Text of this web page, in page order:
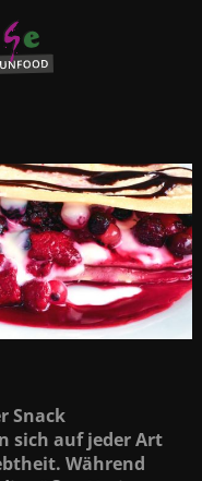
Snack
sich auf jeder Art
Während